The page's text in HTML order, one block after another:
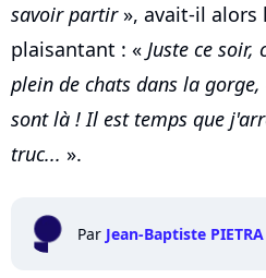
savoir partir», avait-il alors
plaisantant : « Juste ce soir,
plein de chats dans la
sont là ! Il est temps que
truc... ».
Par Jean-Baptiste PIETRA